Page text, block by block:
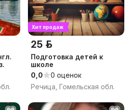
Хит продаж
25 р.
Подготовка детей к
школе
0,0
0 оценок
Речица, Гомельская обл.